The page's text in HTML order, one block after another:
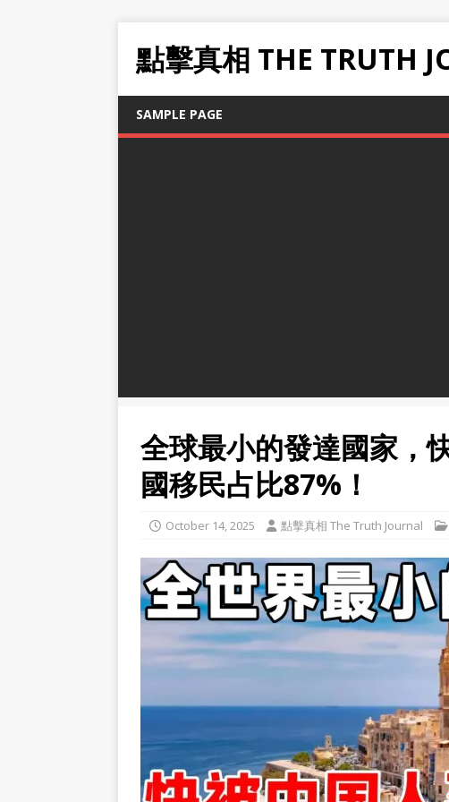
點擊真相 THE TRUTH
SAMPLE PAGE
全球最小的發達國家，
國移民占比87%！
October 14, 2025 點擊真相 The Truth Journal